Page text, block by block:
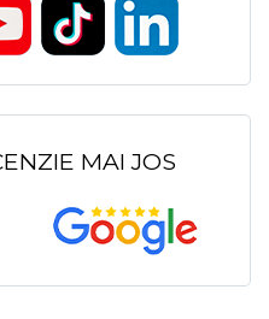
MAI JOS